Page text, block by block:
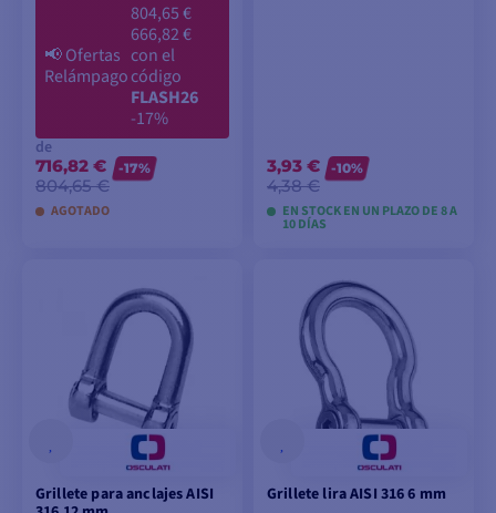
📢Ofertas
Relámpago
804,65 €
666,82 €
con el
código
FLASH26
-17%
de
716,82 €
804,65 €
-17%
AGOTADO
VER MODELOS
3,93 €
4,38 €
-10%
EN STOCK EN UN PLAZO DE 8 A
10 DÍAS
VER MODELOS
Grillete para anclajes AISI
Grillete lira AISI 316 6 mm